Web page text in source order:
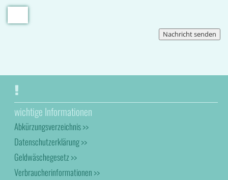
wichtige Informationen
Abkürzungsverzeichnis >>
Datenschutzerklärung >>
Geldwäschegesetz >>
Verbraucherinformationen >>